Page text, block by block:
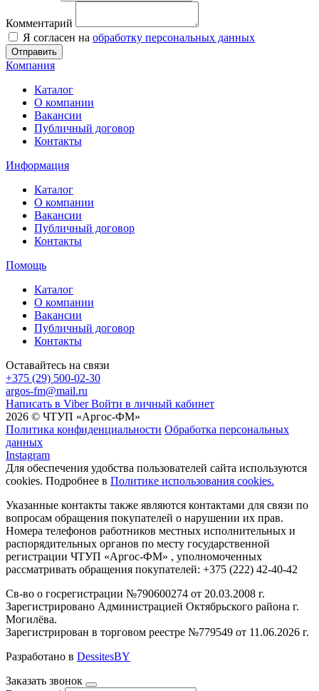
Комментарий
Я согласен на обработку персональных данных
Отправить
Компания
Каталог
О компании
Вакансии
Публичный договор
Контакты
Информация
Каталог
О компании
Вакансии
Публичный договор
Контакты
Помощь
Каталог
О компании
Вакансии
Публичный договор
Контакты
Оставайтесь на связи
+375 (29) 500-02-30
argos-fm@mail.ru
Написать в Viber Войти в личный кабинет
2026 © ЧТУП «Аргос-ФМ»
Политика конфиденциальности Обработка персональных
данных
Instagram
Для обеспечения удобства пользователей сайта используются
cookies. Подробнее в Политике использования cookies.
Указанные контакты также являются контактами для связи по
вопросам обращения покупателей о нарушении их прав.
Номера телефонов работников местных исполнительных и
распорядительных органов по месту государственной
регистрации ЧТУП «Аргос-ФМ» , уполномоченных
рассматривать обращения покупателей: +375 (222) 42-40-42
Св-во о госрегистрации №790600274 от 20.03.2008 г.
Зарегистрировано Администрацией Октябрьского района г.
Могилёва.
Зарегистрирован в торговом реестре №779549 от 11.06.2026 г.
Разработано в DessitesBY
Заказать звонок